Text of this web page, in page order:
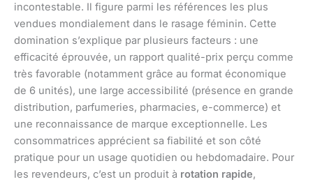
incontestable. Il figure parmi les références les plus
vendues mondialement dans le rasage féminin. Cette
domination s’explique par plusieurs facteurs : une
efficacité éprouvée, un rapport qualité-prix perçu comme
très favorable (notamment grâce au format économique
de 6 unités), une large accessibilité (présence en grande
distribution, parfumeries, pharmacies, e-commerce) et
une reconnaissance de marque exceptionnelle. Les
consommatrices apprécient sa fiabilité et son côté
pratique pour un usage quotidien ou hebdomadaire. Pour
les revendeurs, c’est un produit à rotation rapide,